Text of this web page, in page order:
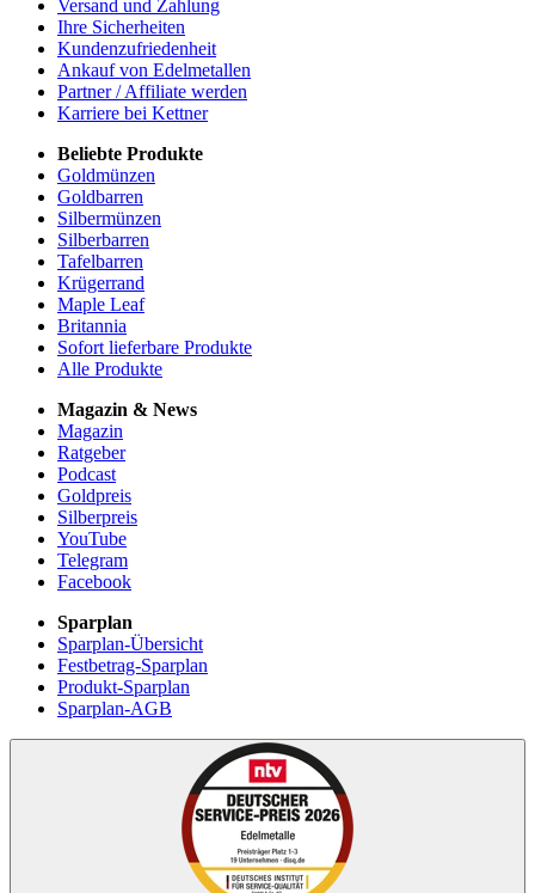
Versand und Zahlung
Ihre Sicherheiten
Kundenzufriedenheit
Ankauf von Edelmetallen
Partner / Affiliate werden
Karriere bei Kettner
Beliebte Produkte
Goldmünzen
Goldbarren
Silbermünzen
Silberbarren
Tafelbarren
Krügerrand
Maple Leaf
Britannia
Sofort lieferbare Produkte
Alle Produkte
Magazin & News
Magazin
Ratgeber
Podcast
Goldpreis
Silberpreis
YouTube
Telegram
Facebook
Sparplan
Sparplan-Übersicht
Festbetrag-Sparplan
Produkt-Sparplan
Sparplan-AGB